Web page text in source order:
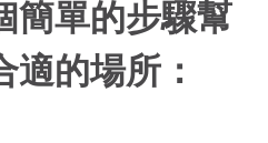
簡單的步驟幫
的場所：